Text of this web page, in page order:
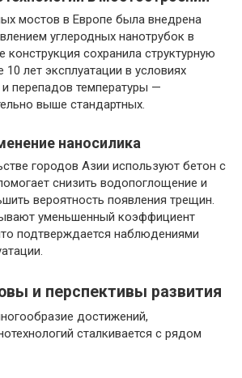
мостов в Европе была внедрена
углеродных нанотрубок в
конструкция сохранила структурную
10 лет эксплуатации в условиях
перепадов температуры —
выше стандартных.
наносилика
городов Азии используют бетон с
снизить водопоглощение и
вероятность появления трещин.
уменьшенный коэффициент
подтверждается наблюдениями
и перспективы развития
достижений,
сталкивается с рядом